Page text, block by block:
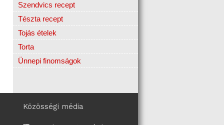
Szendvics recept
Tészta recept
Tojás ételek
Torta
Ünnepi finomságok
Közösségi média